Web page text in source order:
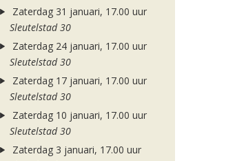
Zaterdag 31 januari, 17.00 uur
Sleutelstad 30
Zaterdag 24 januari, 17.00 uur
Sleutelstad 30
Zaterdag 17 januari, 17.00 uur
Sleutelstad 30
Zaterdag 10 januari, 17.00 uur
Sleutelstad 30
Zaterdag 3 januari, 17.00 uur